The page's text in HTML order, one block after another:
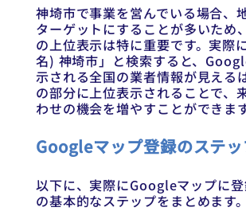
神埼市で事業を営んでいる場合、
ターゲットにすることが多いため
の上位表示は特に重要です。実際
名) 神埼市」と検索すると、
示される全国の業者情報が見える
の部分に上位表示されることで、
わせの機会を増やすことができます
Googleマップ登録のステ
以下に、実際にGoogleマップに
の基本的なステップをまとめます。